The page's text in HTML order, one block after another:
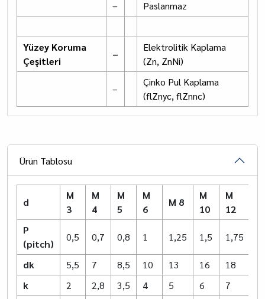
– Paslanmaz
Yüzey Koruma
Çeşitleri
–
Elektrolitik Kaplama
(Zn, ZnNi)
–
Çinko Pul Kaplama
(flZnyc, flZnnc)
Ürün Tablosu
d
M
3
M
4
M
5
M
6
M 8
M
10
M
12
P
(pitch)
0,5 0,7 0,8 1 1,25 1,5 1,75
dk 5,5 7 8,5 10 13 16 18
k
2 2,8 3,5 4 5 6 7